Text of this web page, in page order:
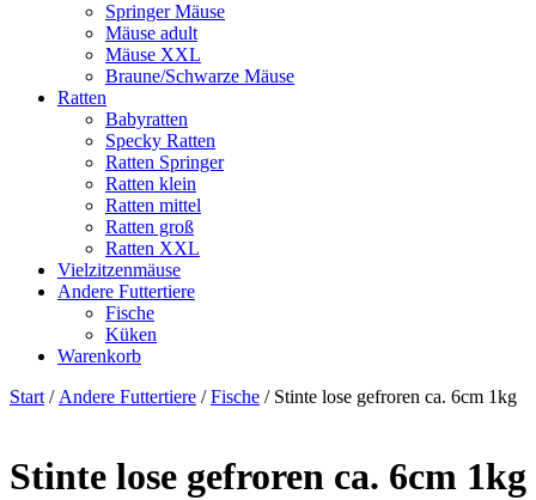
Springer Mäuse
Mäuse adult
Mäuse XXL
Braune/Schwarze Mäuse
Ratten
Babyratten
Specky Ratten
Ratten Springer
Ratten klein
Ratten mittel
Ratten groß
Ratten XXL
Vielzitzenmäuse
Andere Futtertiere
Fische
Küken
Warenkorb
Start / Andere Futtertiere /Fische / Stinte lose gefroren ca. 6cm 1kg
Stinte lose gefroren ca. 6cm 1kg